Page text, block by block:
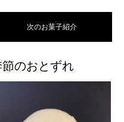
次のお菓子紹介
のおとずれ